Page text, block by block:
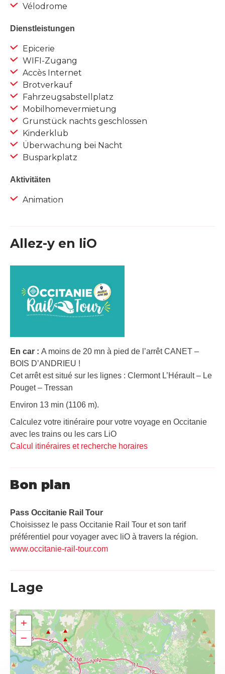
Vélodrome
Dienstleistungen
Epicerie
WIFI-Zugang
Accès Internet
Brotverkauf
Fahrzeugsabstellplatz
Mobilhomevermietung
Grunstück nachts geschlossen
Kinderklub
Überwachung bei Nacht
Busparkplatz
Aktivitäten
Animation
Allez-y en liO
En car : A moins de 20 mn à pied de l’arrêt CANET –
BOIS D’ANDRIEU !
Cet arrêt est situé sur les lignes : Clermont L’Hérault – Le
Pouget – Tressan
Environ 13 min (1106 m).
Calculez votre itinéraire pour votre voyage en Occitanie
avec les trains ou les cars LiO
Calcul itinéraires et recherche horaires
Bon plan
Pass Occitanie Rail Tour​
Choisissez le pass Occitanie Rail Tour et son tarif
préférentiel pour voyager avec liO à travers la région.
www.occitanie-rail-tour.com
Lage
+
−